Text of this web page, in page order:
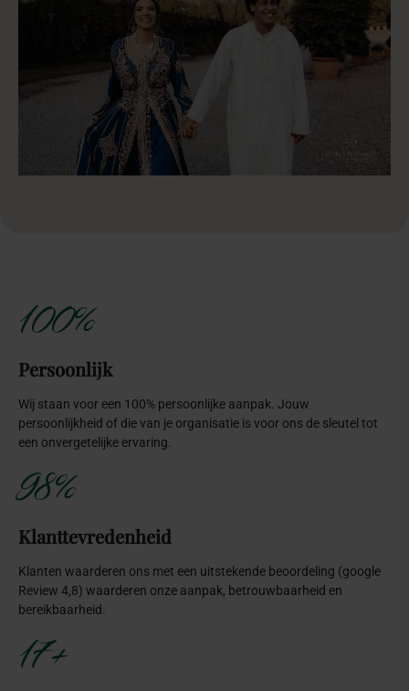
100%
Persoonlijk
Wij staan voor een 100% persoonlijke aanpak. Jouw
persoonlijkheid of die van je organisatie is voor ons de sleutel tot
een onvergetelijke ervaring.
98%
Klanttevredenheid
Klanten waarderen ons met een uitstekende beoordeling (google
Review 4,8) waarderen onze aanpak, betrouwbaarheid en
bereikbaarheid.
17+